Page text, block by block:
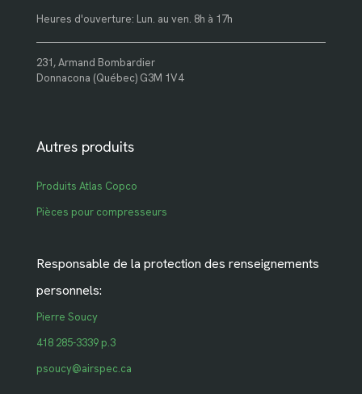
Heures d'ouverture: Lun. au ven. 8h à 17h
231, Armand Bombardier
Donnacona (Québec) G3M 1V4
Autres produits
Produits Atlas Copco
Pièces pour compresseurs
Responsable de la protection des renseignements
personnels:
Pierre Soucy
418 285-3339 p.3
psoucy@airspec.ca